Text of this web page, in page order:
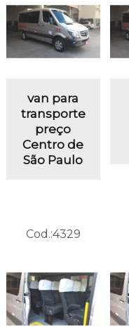
van para
transporte
preço
Centro de
São Paulo
Cod.:4329